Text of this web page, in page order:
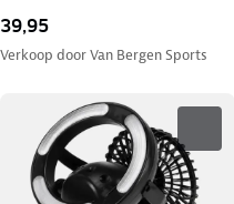
39,95
Verkoop doorVan Bergen Sports